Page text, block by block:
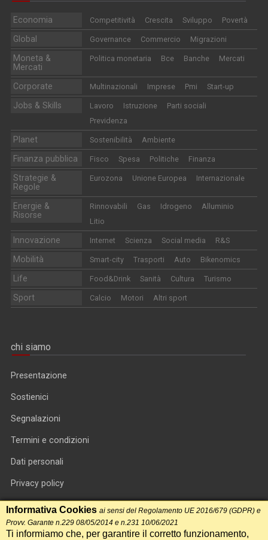
Economia Competitività Crescita Sviluppo Povertà
Global Governance Commercio Migrazioni
Moneta &
Mercati
Politica monetaria Bce Banche Mercati
Corporate Multinazionali Imprese Pmi Start-up
Jobs & Skills Lavoro Istruzione
Parti sociali
Previdenza
Planet Sostenibilità Ambiente
Finanza pubblica Fisco Spesa Politiche Finanza
Strategie &
Regole
Eurozona Unione Europea Internazionale
Energie &
Risorse
Rinnovabili Gas Idrogeno
Alluminio
Litio
Innovazione Internet Scienza Social media R&S
Mobilità Smart-city Trasporti Auto Bikenomics
Life Food&Drink Sanità Cultura Turismo
Sport Calcio Motori Altri sport
chi siamo
Presentazione
Sostienici
Segnalazioni
Termini e condizioni
Dati personali
Privacy policy
Informativa cookie
RSS feed
Informativa Cookies ai sensi del Regolamento UE 2016/679 (GDPR) e
Provv. Garante n.229 08/05/2014 e n.231 10/06/2021
Ti informiamo che, per garantire il corretto funzionamento,